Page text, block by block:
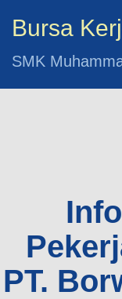
Bursa
SMK
PT.